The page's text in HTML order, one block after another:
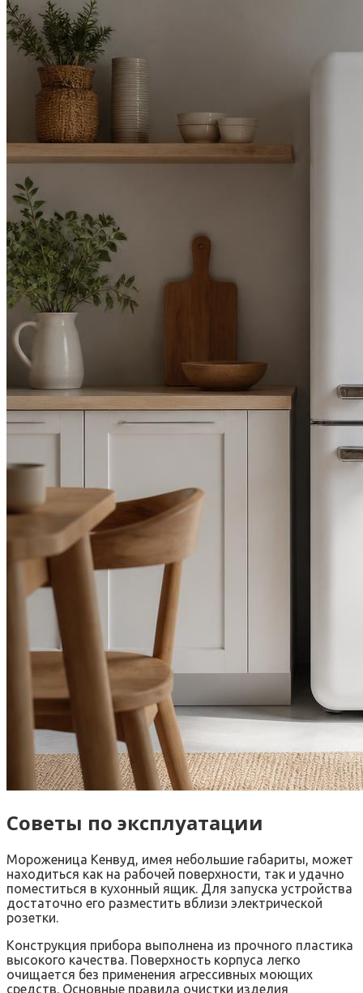
Советы по эксплуатации
Мороженица Кенвуд, имея небольшие габариты, может
находиться как на рабочей поверхности, так и удачно
поместиться в кухонный ящик. Для запуска устройства
достаточно его разместить вблизи электрической
розетки.
Конструкция прибора выполнена из прочного пластика
высокого качества. Поверхность корпуса легко
очищается без применения агрессивных моющих
средств. Основные правила очистки изделия